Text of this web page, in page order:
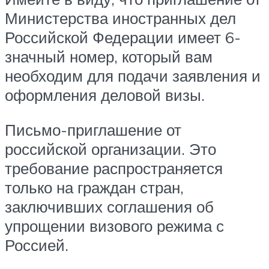
Министерства иностранных дел
Российской Федерации имеет 6-
значный номер, который вам
необходим для подачи заявления и
оформления деловой визы.
Письмо-приглашение от
российской организации. Это
требование распространяется
только на граждан стран,
заключивших соглашения об
упрощении визового режима с
Россией.